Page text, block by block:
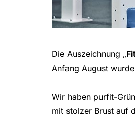
Die Auszeichnung „
Anfang August
Wir haben purfit-
mit stolzer Brust auf